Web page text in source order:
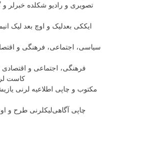
تصویری و رادیو شکلده خبرلر و
ایککی بعدلیک و اوچ بعد لیک
سیاسی، اجتماعی، فرهنگی و
فرهنگی، اجتماعی و اقتصادی
کاست
مکتوب و چاپی اطلاعیه لرنی
چاپی آگاهی‌لیکلرنی طرح و